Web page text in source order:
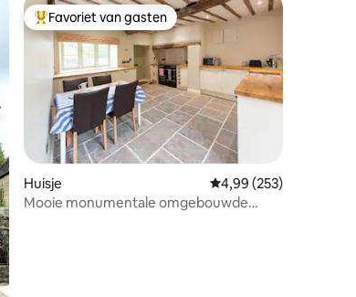
Topfavoriet van gasten
Favoriet van gasten
Huisje Gemiddelde
4,99 (253)
Mooie monumentale omgebouwde